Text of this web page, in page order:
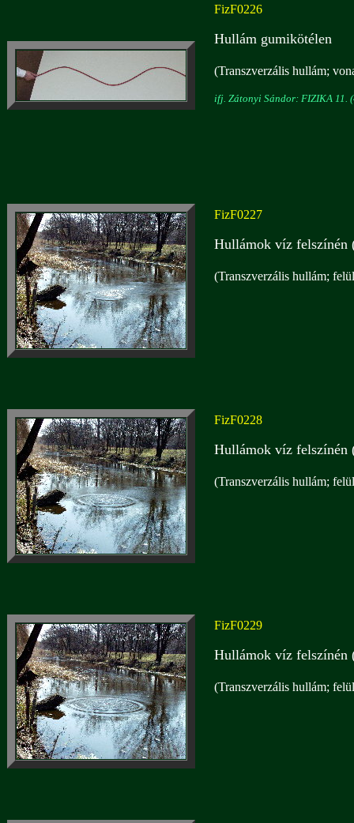
FizF0226
Hullám gumikötélen
(Transzverzális hullám;
ifj. Zátonyi Sándor: FIZIKA 11.
FizF0227
Hullámok víz felszínén
(Transzverzális hullám;
FizF0228
Hullámok víz felszínén
(Transzverzális hullám;
FizF0229
Hullámok víz felszínén
(Transzverzális hullám;